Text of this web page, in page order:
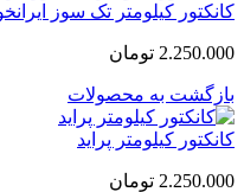
کانکتور کیلومتر تک سوز
2.250.000 تومان
بازگشت به محصولات
کانکتور کیلومتر پراید
2.250.000 تومان